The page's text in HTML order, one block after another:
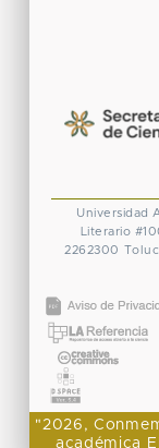
Universidad
Literario
2262300
"2026,
académica